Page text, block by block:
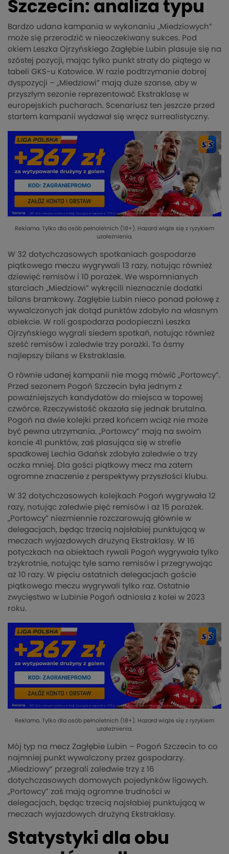
Szczecin: analiza typu
Bardzo udana kampania w wykonaniu „Miedziowych”
może się przerodzić w nieoczekiwany sukces. Pod
okiem Leszka Ojrzyńskiego Zagłębie Lubin plasuje się na
szóstej pozycji, mając tylko punkt straty do piątego w
tabeli GKS-u Katowice. W razie podtrzymanie dobrej
dyspozycji – „Miedziowi” mają duże szanse, aby w
przyszłym sezonie reprezentować Ekstraklasę w
europejskich pucharach. Scenariusz ten jeszcze przed
startem kampanii wydawał się wręcz surrealistyczny.
Reklama. Tylko dla osób pełnoletnich (18+). Hazard wiąże się z ryzykiem
uzależnienia.
W 32 dotychczasowych spotkaniach gospodarze
piątkowego meczu wygrywali 13 razy, notując również
dziewięć remisów i 10 porażek. We wspomnianych
starciach „Miedziowi” wykręcili nieznacznie dodatki
bilans bramkowy. Zagłębie Lubin nieco ponad połowę z
wywalczonych jak dotąd punktów zdobyło na własnym
obiekcie. W roli gospodarza podopieczni Leszka
Ojrzyńskiego wygrali siedem spotkań, notując również
sześć remisów i zaledwie trzy porażki. To ósmy
najlepszy bilans w Ekstraklasie.
O równie udanej kampanii nie mogą mówić „Portowcy”.
Przed sezonem Pogoń Szczecin była jednym z
poważniejszych kandydatów do miejsca w topowej
czwórce. Rzeczywistość okazała się jednak brutalna.
Pogoń na dwie kolejki przed końcem wciąż nie może
być pewna utrzymania. „Portowcy” mają na swoim
koncie 41 punktów, zaś plasująca się w strefie
spadkowej Lechia Gdańsk zdobyła zaledwie o trzy
oczka mniej. Dla gości piątkowy mecz ma zatem
ogromne znaczenie z perspektywy przyszłości klubu.
W 32 dotychczasowych kolejkach Pogoń wygrywała 12
razy, notując zaledwie pięć remisów i aż 15 porażek.
„Portowcy” niezmiennie rozczarowują głównie w
delegacjach, będąc trzecią najsłabiej punktującą w
meczach wyjazdowych drużyną Ekstraklasy. W 16
potyczkach na obiektach rywali Pogoń wygrywała tylko
trzykrotnie, notując tyle samo remisów i przegrywając
aż 10 razy. W pięciu ostatnich delegacjach goście
piątkowego meczu wygrywali tylko raz. Ostatnie
zwycięstwo w Lubinie Pogoń odniosła z kolei w 2023
roku.
Reklama. Tylko dla osób pełnoletnich (18+). Hazard wiąże się z ryzykiem
uzależnienia.
Mój typ na mecz Zagłębie Lubin – Pogoń Szczecin to co
najmniej punkt wywalczony przez gospodarzy.
„Miedziowy” przegrali zaledwie trzy z 16
dotychczasowych domowych pojedynków ligowych.
„Portowcy” zaś mają ogromne trudności w
delegacjach, będąc trzecią najsłabiej punktującą w
meczach wyjazdowych drużyną Ekstraklasy.
Statystyki dla obu